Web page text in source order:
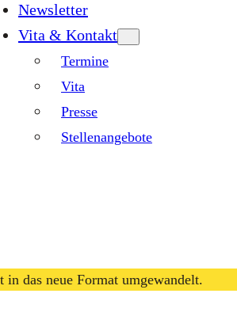
Newsletter
Vita & Kontakt
Termine
Vita
Presse
Stellenangebote
das neue Format umgewandelt.